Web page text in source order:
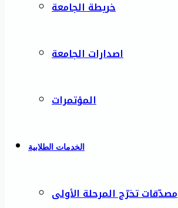
خريطة الجامعة
اصدارات الجامعة
المؤتمرات
الخدمات الطلابية
مصدّقات تخرّج المرحلة الأولى